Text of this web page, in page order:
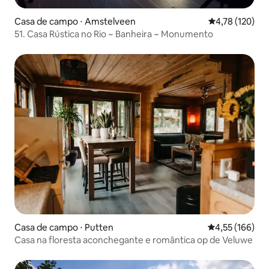
Casa de campo ⋅ Amstelveen 4,78 de uma
4,78 (120)
51. Casa Rústica no Rio ~ Banheira ~ Monumento
Casa de campo ⋅ Putten 4,55 de uma
4,55 (166)
Casa na floresta aconchegante e romântica op de Veluwe